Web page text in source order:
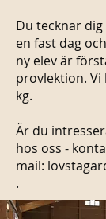
Du tecknar
en fast dag
ny elev är
provlektion. Vi
kg.
Är du
hos oss -
mail:
.